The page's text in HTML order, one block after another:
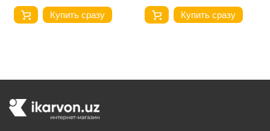
Купить сразу Купить сразу